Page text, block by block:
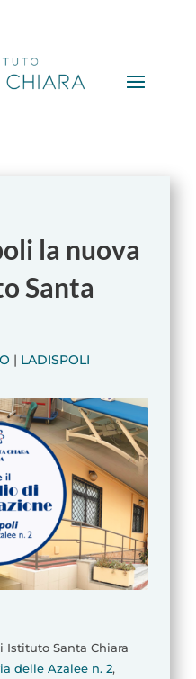
la nuova
Santa
| LADISPOLI
Santa Chiara
delle Azalee n. 2,